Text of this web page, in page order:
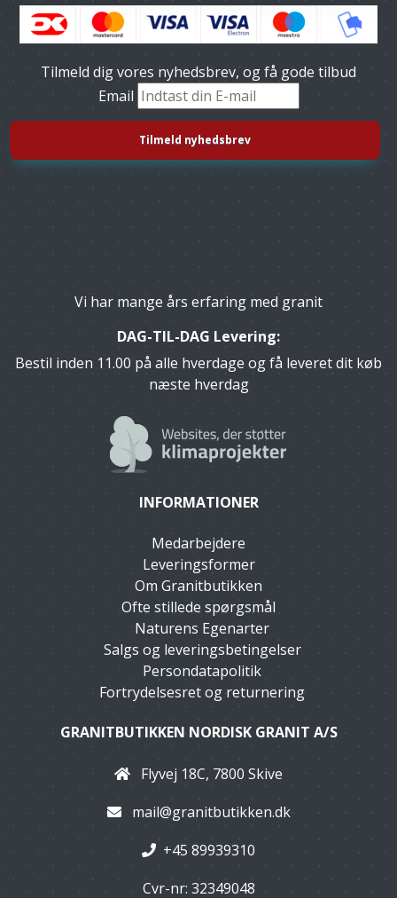
Tilmeld dig vores nyhedsbrev, og få gode tilbud
Email
Vi har mange års erfaring med granit
DAG-TIL-DAG Levering:
Bestil inden 11.00 på alle hverdage og få leveret dit køb
næste hverdag
INFORMATIONER
Medarbejdere
Leveringsformer
Om Granitbutikken
Ofte stillede spørgsmål
Naturens Egenarter
Salgs og leveringsbetingelser
Persondatapolitik
Fortrydelsesret og returnering
GRANITBUTIKKEN NORDISK GRANIT A/S
Flyvej 18C, 7800 Skive
mail@granitbutikken.dk
+45 89939310
Cvr-nr: 32349048